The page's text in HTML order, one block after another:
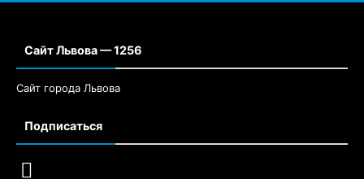
Сайт Львова — 1256
Сайт города Львова
Подписаться